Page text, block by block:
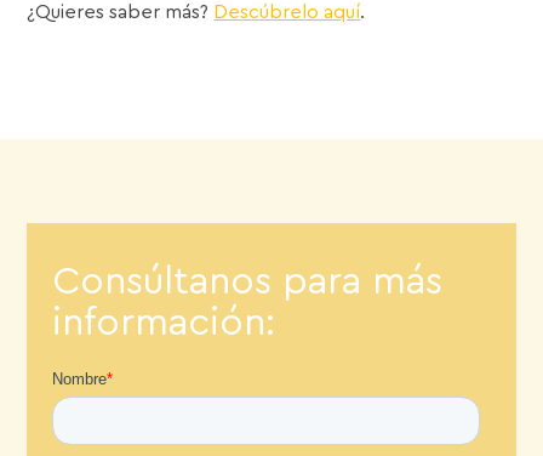
¿Quieres saber más? Descúbrelo aquí.
Consúltanos para más
información: